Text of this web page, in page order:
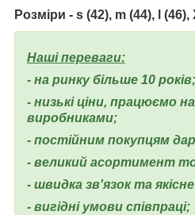
Розміри - s (42), m (44), l (46),
Наші переваги:
- на ринку більше 10 років;
- низькі ціни, працюємо
виробниками;
- постійним покупцям
- великий асортимент
- швидка зв'язок та
- вигідні умови співпраці;